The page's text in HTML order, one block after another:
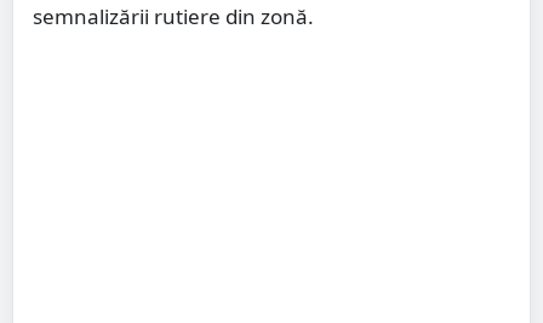
semnalizării rutiere din zonă.